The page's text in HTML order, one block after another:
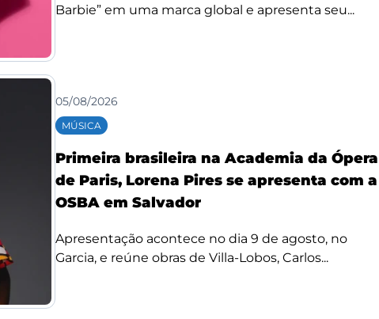
Barbie” em uma marca global e apresenta seu...
05/08/2026
MÚSICA
Primeira brasileira na Academia da Ópera
de Paris, Lorena Pires se apresenta com a
OSBA em Salvador
Apresentação acontece no dia 9 de agosto, no
Garcia, e reúne obras de Villa-Lobos, Carlos...